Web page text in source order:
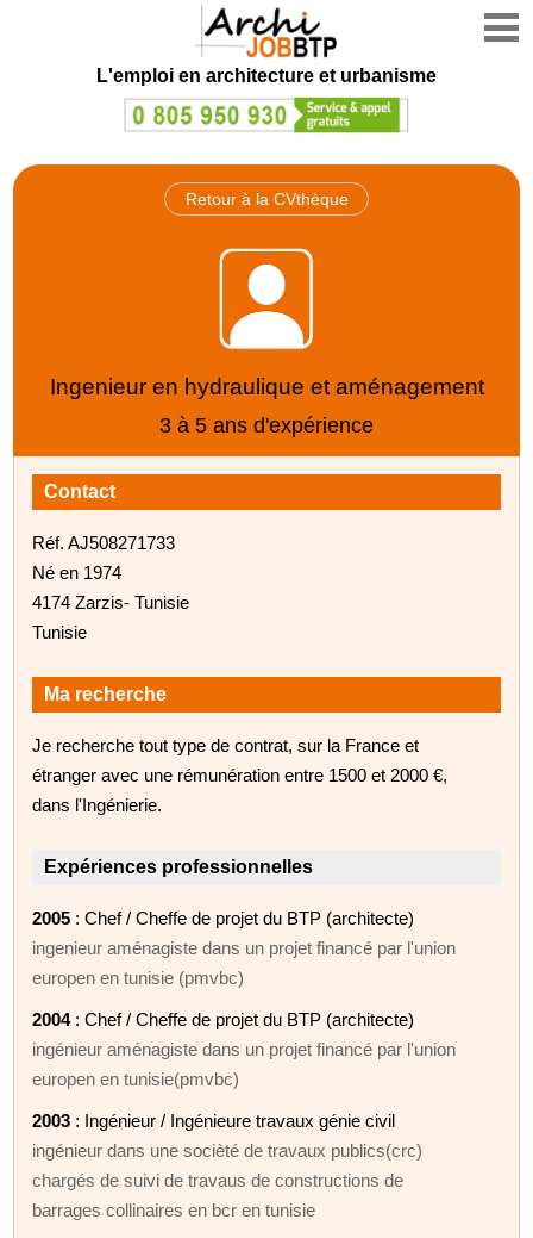
L'emploi en architecture et urbanisme
Retour à la CVthèque
Ingenieur en hydraulique et aménagement
3 à 5 ans d'expérience
Contact
Réf. AJ508271733
Né en 1974
4174 Zarzis- Tunisie
Tunisie
Ma recherche
Je recherche tout type de contrat, sur la France et
étranger avec une rémunération entre 1500 et 2000 €,
dans l'Ingénierie.
Expériences professionnelles
2005 : Chef / Cheffe de projet du BTP (architecte)
ingenieur aménagiste dans un projet financé par l'union
europen en tunisie (pmvbc)
2004: Chef / Cheffe de projet du BTP (architecte)
ingénieur aménagiste dans un projet financé par l'union
europen en tunisie(pmvbc)
2003 : Ingénieur / Ingénieure travaux génie civil
ingénieur dans une socièté de travaux publics(crc)
chargés de suivi de travaus de constructions de
barrages collinaires en bcr en tunisie